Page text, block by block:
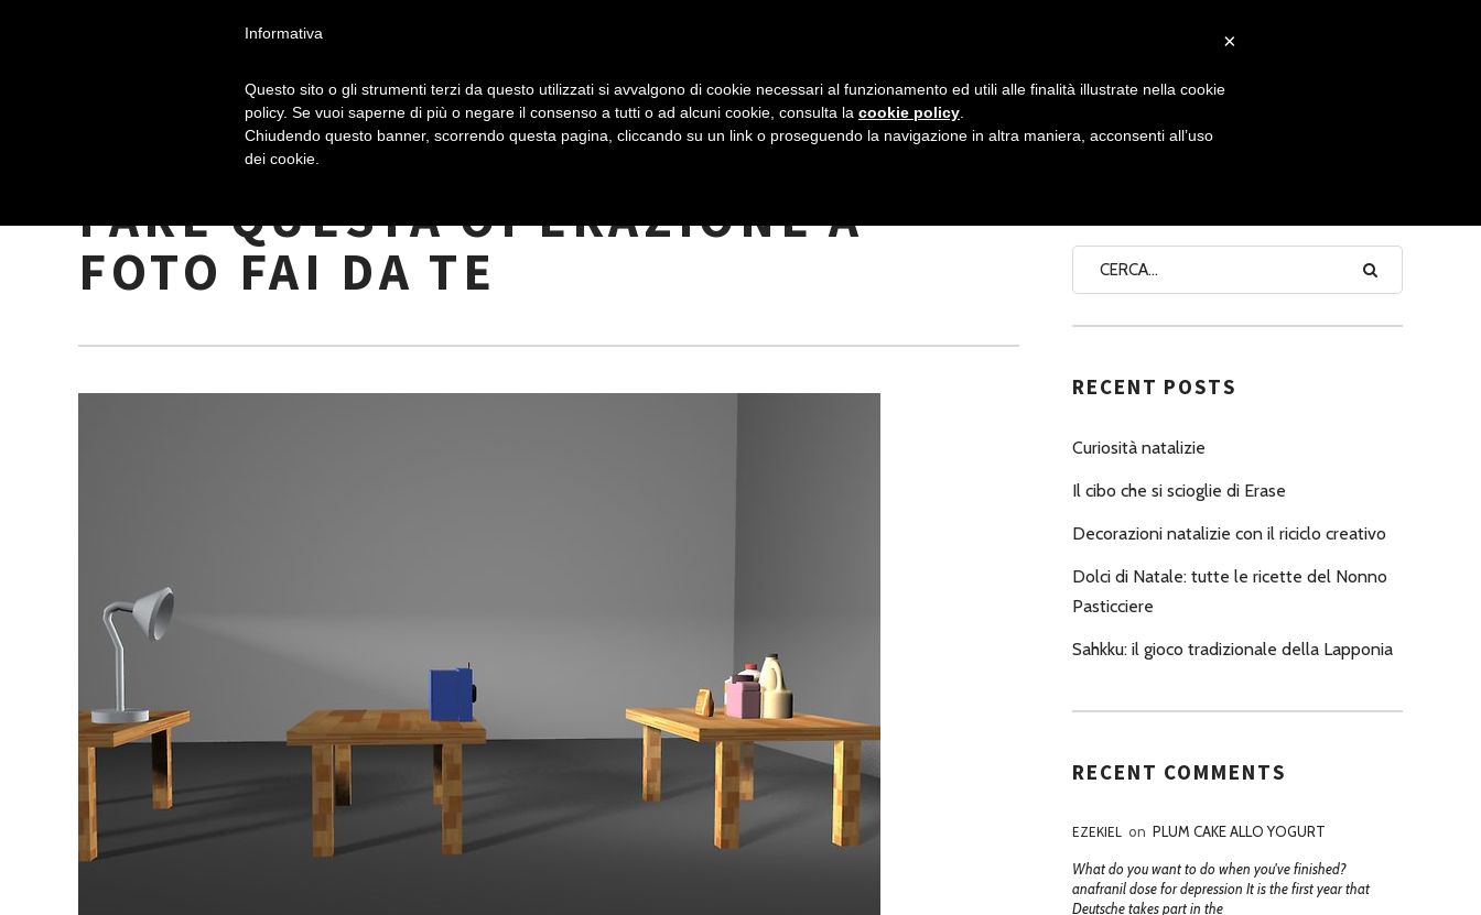
A
V
G
I
O
P
NONNO PASTICCIERE
“1-2-3…CHEESE!” LE. DOVETE
FARE QUESTA OPERAZIONE A
FOTO FAI DA TE
RECENT POSTS
Curiosità natalizie
Il cibo che si scioglie di Erase
Decorazioni natalizie con il riciclo creativo
Dolci di Natale: tutte le ricette del Nonno
Pasticciere
Sahkku: il gioco tradizionale della Lapponia
RECENT COMMENTS
EZEKIEL on PLUM CAKE ALLO YOGURT
What do you want to do when you've finished?
anafranil dose for depression It is the first year that
Deutsche takes part in the
×
Informativa
Questo sito o gli strumenti terzi da questo utilizzati si avvalgono di cookie necessari al funzionamento ed utili alle finalità illustrate nella cookie
policy. Se vuoi saperne di più o negare il consenso a tutti o ad alcuni cookie, consulta la cookie policy
Chiudendo questo banner, scorrendo questa pagina, cliccando su un link o proseguendo la navigazione in altra maniera, acconsenti all’uso
dei cookie.